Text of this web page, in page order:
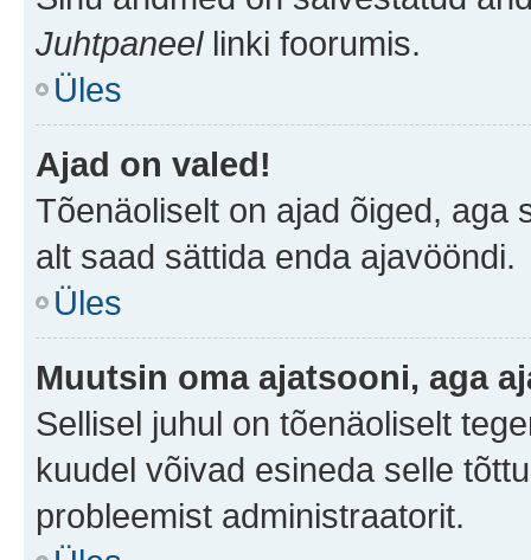
Juhtpaneellinki foorumis.
Üles
Ajad on valed!
Tõenäoliselt on ajad õiged, aga
alt saad sättida enda ajavööndi.
Üles
Muutsin oma ajatsooni, aga
Sellisel juhul on tõenäoliselt
kuudel võivad esineda selle
probleemist administraatorit.